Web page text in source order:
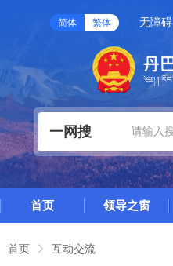
简体 繁体 无障碍
一网搜
首页 领导之窗
首页 互动交流